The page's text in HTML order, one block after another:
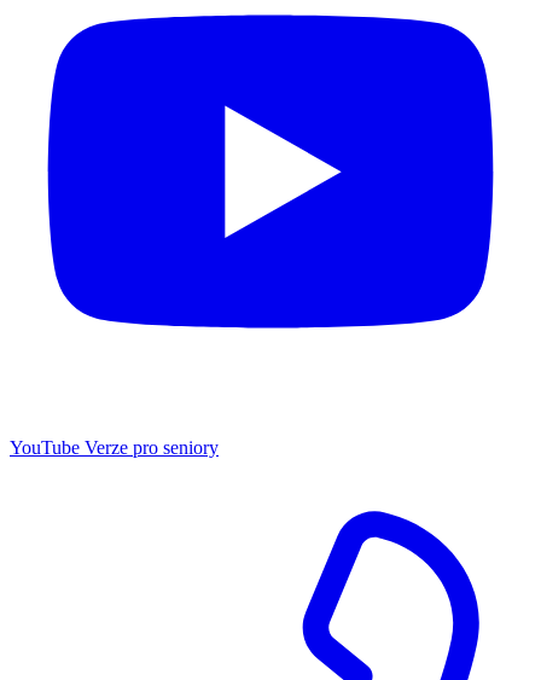
YouTube Verze pro seniory